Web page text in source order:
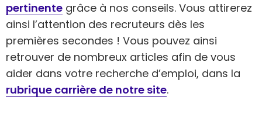
pertinente grâce à nos conseils. Vous attirerez
ainsi l’attention des recruteurs dès les
premières secondes ! Vous pouvez ainsi
retrouver de nombreux articles afin de vous
aider dans votre recherche d’emploi, dans la
rubrique carrière de notre site.